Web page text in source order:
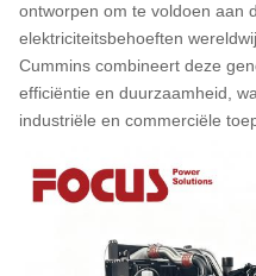
ontworpen om te voldoen aan
elektriciteitsbehoeften
Cummins combineert deze
efficiëntie en duurzaamheid,
industriële en commerciële